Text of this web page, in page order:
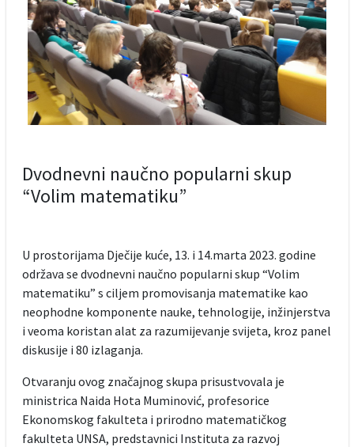
Dvodnevni naučno popularni skup
“Volim matematiku”
U prostorijama Dječije kuće, 13. i 14.marta 2023. godine
održava se dvodnevni naučno popularni skup “Volim
matematiku” s ciljem promovisanja matematike kao
neophodne komponente nauke, tehnologije, inžinjerstva
i veoma koristan alat za razumijevanje svijeta, kroz panel
diskusije i 80 izlaganja.
Otvaranju ovog značajnog skupa prisustvovala je
ministrica Naida Hota Muminović, profesorice
Ekonomskog fakulteta i prirodno matematičkog
fakulteta UNSA, predstavnici Instituta za razvoj